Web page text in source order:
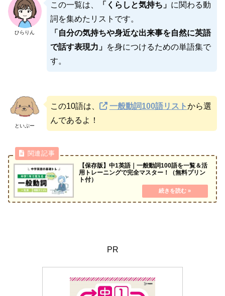
ひらりん
この一覧は、 「くらしと気持ち」 に関わる動
詞を集めたリストです。
「自分の気持ちや身近な出来事を自然に英語
で話す表現力」 を身につけるための単語集で
す。
といぷー
この10語は、 一般動詞100語リストから選
んであるよ！
【保存版】中1英語｜一般動詞100語を一覧＆活
用トレーニングで完全マスター！（無料プリン
ト付）
PR